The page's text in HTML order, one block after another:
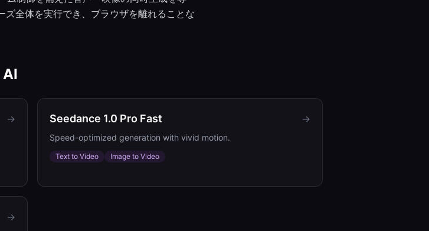
全体を実行でき、ブラウザを離れることな
→ Seedance 1.0 Pro Fast →
Speed-optimized generation with vivid motion.
Text to Video Image to Video
→